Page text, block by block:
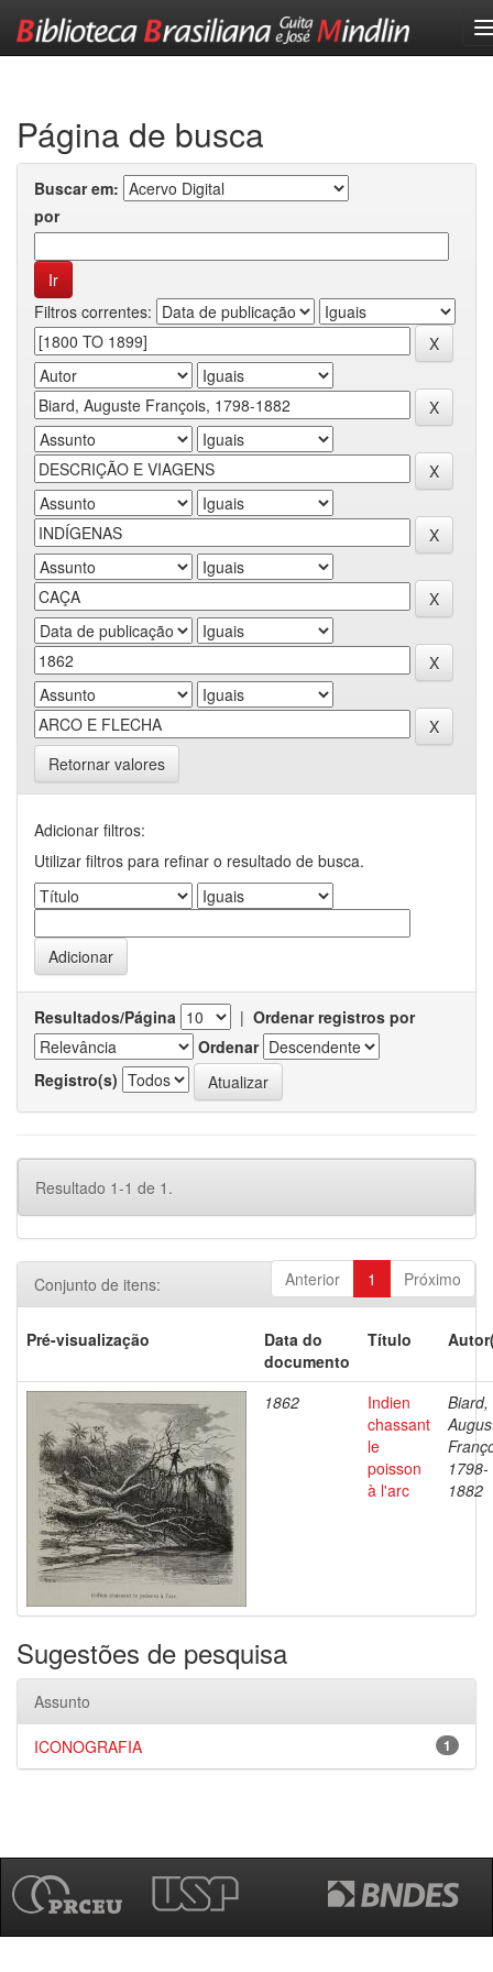
Página de busca
Buscar em:
por
Filtros correntes:
Retornar valores
Adicionar filtros:
Utilizar filtros para refinar o resultado de busca.
Resultados/Página | Ordenar registros por
Ordenar
Registro(s)
Resultado 1-1 de 1.
Anterior 1 Próximo
Conjunto de itens:
Pré-visualização
Data do
documento
Título
1862
Indien
chassant
le
poisson
à l'arc
Biard,
1798-
1882
Sugestões de pesquisa
Assunto
1
ICONOGRAFIA